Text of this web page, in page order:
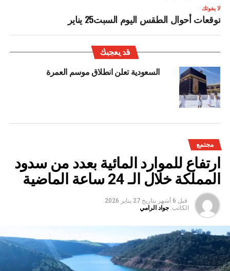
لا يفوتك
توقعات أحوال الطقس اليوم السبت25 يناير
قد يعجبك
السعودية تعلن انطلاق موسم العمرة
مجتمع
ارتفاع للموارد المائية بعدد من سدود
المملكة خلال الـ 24 ساعة الماضية
قبل 6 أشهر بتاريخ 27 يناير 2026
الكاتب: جواد الرامي